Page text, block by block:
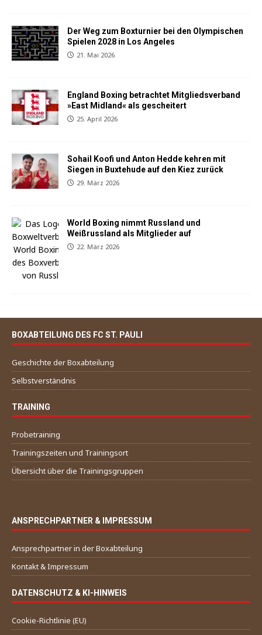
Der Weg zum Boxturnier bei den Olympischen
Spielen 2028 in Los Angeles
21. Mai 2026
England Boxing betrachtet Mitgliedsverband
»East Midland« als gescheitert
25. April 2026
Sohail Koofi und Anton Hedde kehren mit
Siegen in Buxtehude auf den Kiez zurück
29. März 2026
World Boxing nimmt Russland und
Weißrussland als Mitglieder auf
22. März 2026
BOXABTEILUNG DES FC ST. PAULI
Geschichte der Boxabteilung
Selbstverständnis
TRAINING
Probetraining
Trainingszeiten und Trainingsort
Übersicht über die Trainingsgruppen
ANSPRECHPARTNER & IMPRESSUM
Ansprechpartner in der Boxabteilung
Kontakt & Impressum
DATENSCHUTZ & KI-HINWEIS
Cookie-Richtlinie (EU)